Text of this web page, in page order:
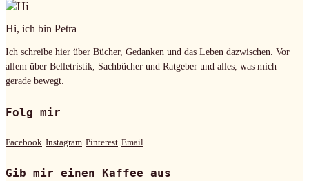
Hi, ich bin Petra
Ich schreibe hier über Bücher, Gedanken und das Leben dazwischen. Vor
allem über Belletristik, Sachbücher und Ratgeber und alles, was mich
gerade bewegt.
Folg mir
Facebook Instagram Pinterest Email
Gib mir einen Kaffee aus